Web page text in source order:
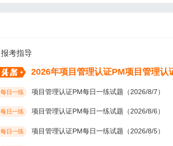
报考指导
每日一练 项目管理认证PM每日一练试题（2026/8/7）
每日一练 项目管理认证PM每日一练试题（2026/8/6）
每日一练 项目管理认证PM每日一练试题（2026/8/5）